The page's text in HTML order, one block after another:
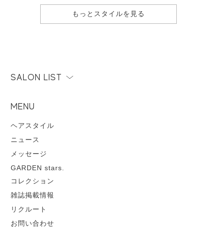
もっとスタイルを見る
SALON LIST
MENU
ヘアスタイル
ニュース
メッセージ
GARDEN stars.
コレクション
雑誌掲載情報
リクルート
お問い合わせ